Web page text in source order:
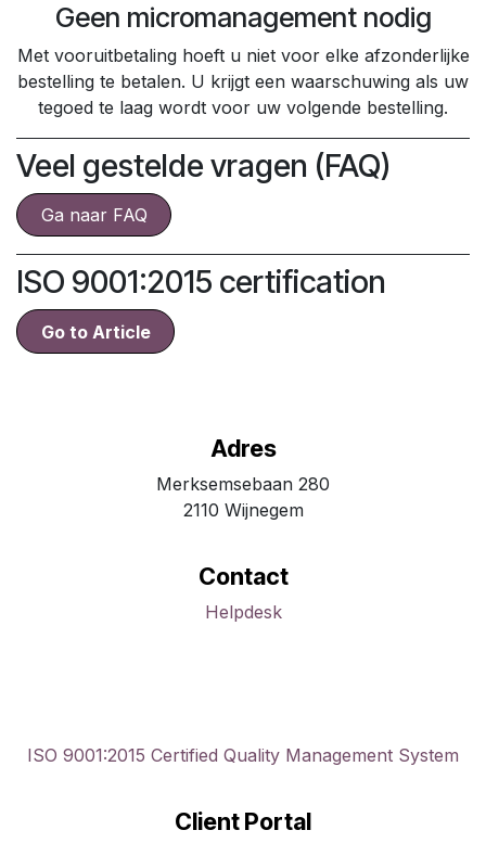
Geen micromanagement nodig
Met vooruitbetaling hoeft u niet voor elke afzonderlijke
bestelling te betalen. U krijgt een waarschuwing als uw
tegoed te laag wordt voor uw volgende bestelling.
Veel gestelde vragen (FAQ)
Ga naar FAQ
ISO 9001:2015 certification
Go t​​o ​​​​Article
Adres
Merksemsebaan 280
2110 Wijnegem
Contact
Helpdesk
ISO 9001:2015 Certified Quality Management System
Client Portal